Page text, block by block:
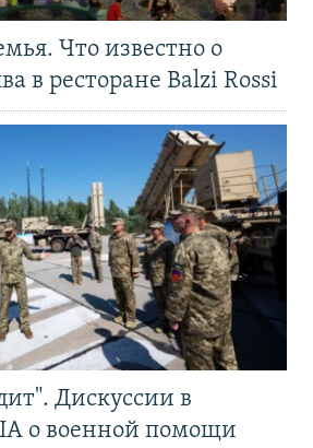
Что известно о
в ресторане Balzi Rossi
Дискуссии в
о военной помощи